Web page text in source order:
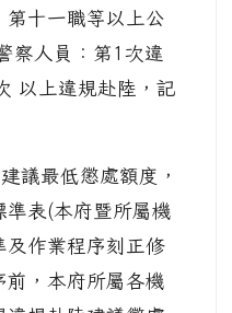
第十一職等以上公
察人員：第1次違
以上違規赴陸，記
議最低懲處額度，
準表(本府暨所屬機
及作業程序刻正修
前，本府所屬各機